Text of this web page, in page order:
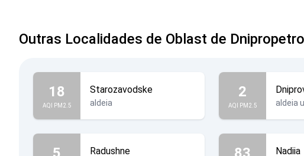
Outras Localidades de Oblast de
18
AQI PM2.5
Starozavodske
aldeia
2
AQI PM2.5 aldeia
Radushne Nadiia